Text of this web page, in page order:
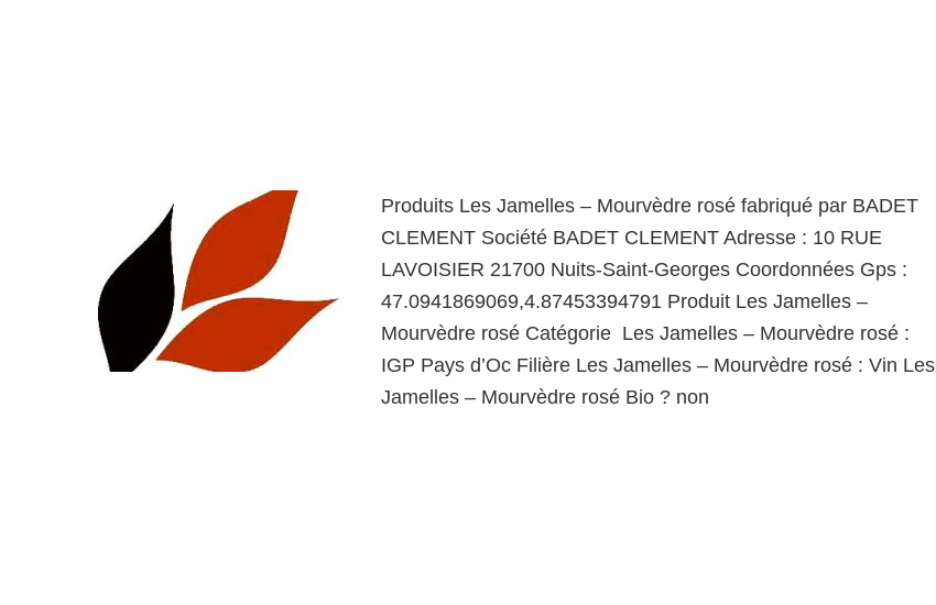
Produits Les Jamelles – Mourvèdre rosé fabriqué par BADET
CLEMENT Société BADET CLEMENT Adresse : 10 RUE
LAVOISIER 21700 Nuits-Saint-Georges Coordonnées Gps :
47.0941869069,4.87453394791 Produit Les Jamelles –
Mourvèdre rosé Catégorie Les Jamelles – Mourvèdre rosé :
IGP Pays d’Oc Filière Les Jamelles – Mourvèdre rosé : Vin Les
Jamelles – Mourvèdre rosé Bio ? non